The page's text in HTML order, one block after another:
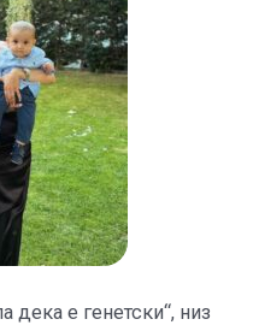
дека е генетски“, низ